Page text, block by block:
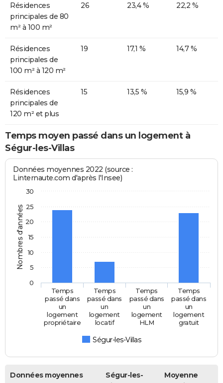
Résidences
principales de 80
m² à 100 m²
26 23,4 % 22,2 %
Résidences
principales de
100 m² à 120 m²
19 17,1 % 14,7 %
Résidences
principales de
120 m² et plus
15 13,5 % 15,9 %
Temps moyen passé dans un logement à
Ségur-les-Villas
Nombres d'années
Données moyennes 2022 (source :
Linternaute.com d'après l'Insee)
Ségur-les-Villas
Temps
passé dans
un
logement
propriétaire
Temps
passé dans
un
logement
locatif
Temps
passé dans
un
logement
HLM
Temps
passé dans
un
logement
gratuit
0
5
10
15
20
25
30
Données moyennes
Ségur-les-
Moyenne